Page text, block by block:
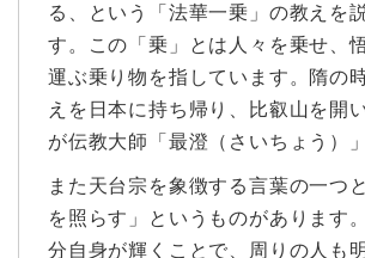
る、という「法華一乗」の教えを
す。この「乗」とは人々を乗せ、
運ぶ乗り物を指しています。隋の
えを日本に持ち帰り、比叡山を開
が伝教大師「最澄（さいちょう）
また天台宗を象徴する言葉の一つ
を照らす」というものがあります
分自身が輝くことで、周りの人も